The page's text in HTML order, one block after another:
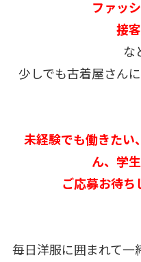
ファッ
接
な
少しでも古着屋さん
未経験でも働きたい
ん、学
ご応募お待ち
毎日洋服に囲まれて一